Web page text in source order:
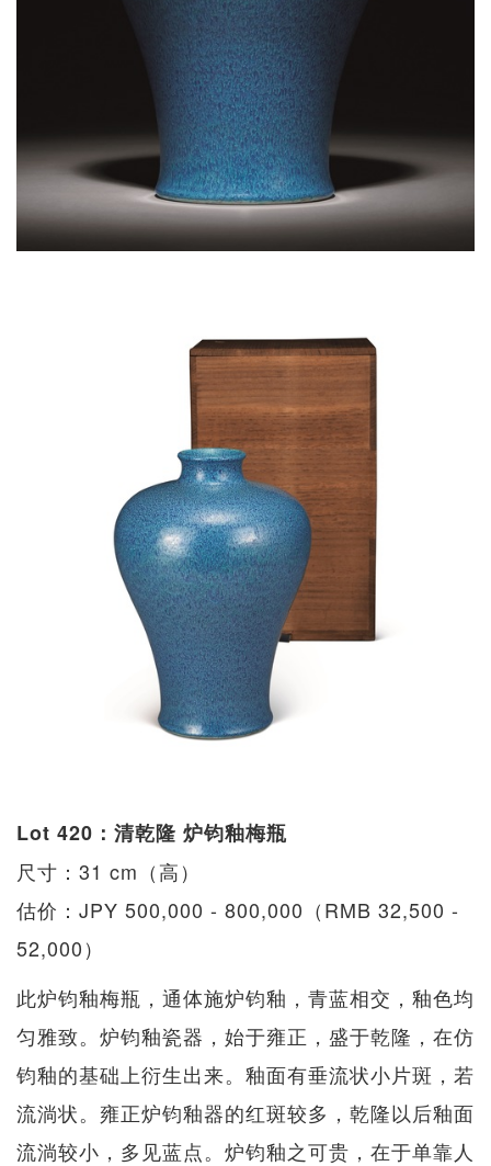
Lot 420：清乾隆 炉钧釉梅瓶
尺寸：31 cm（高）
估价：JPY 500,000 - 800,000（RMB 32,500 -
52,000）
此炉钧釉梅瓶，通体施炉钧釉，青蓝相交，釉色均
匀雅致。炉钧釉瓷器，始于雍正，盛于乾隆，在仿
钧釉的基础上衍生出来。釉面有垂流状小片斑，若
流淌状。雍正炉钧釉器的红斑较多，乾隆以后釉面
流淌较小，多见蓝点。炉钧釉之可贵，在于单靠人